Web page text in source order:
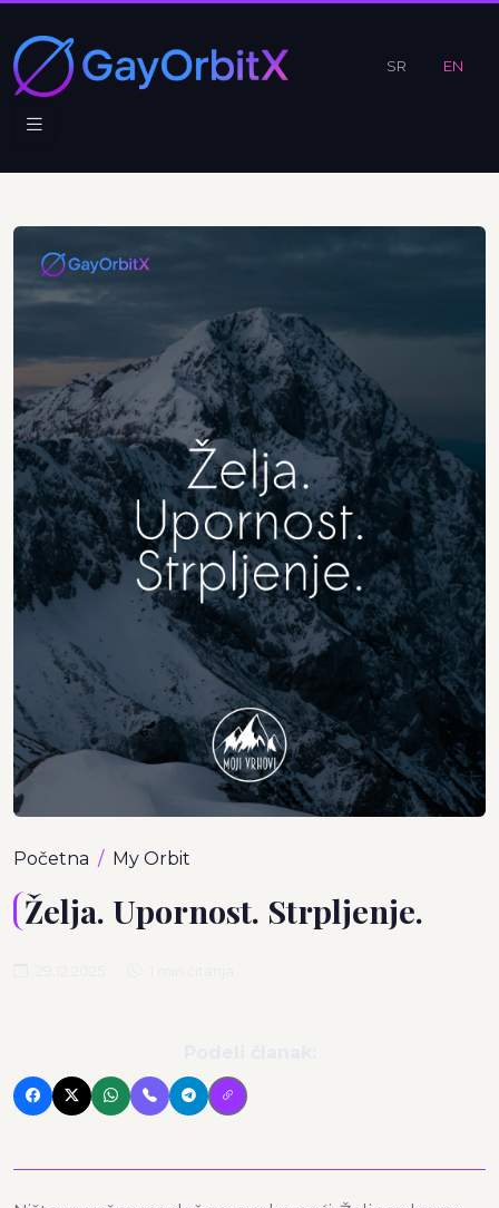
SR EN
Početna My Orbit
Želja. Upornost. Strpljenje.